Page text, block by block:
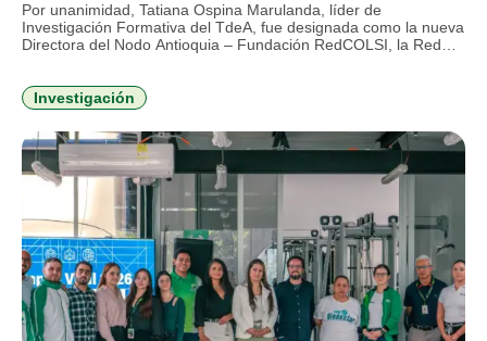
Por unanimidad, Tatiana Ospina Marulanda, líder de
Investigación Formativa del TdeA, fue designada como la nueva
Directora del Nodo Antioquia – Fundación RedCOLSI, la Red
Institución Universitaria asume la máxima coordinación
estratégica en la región. La […]
Investigación